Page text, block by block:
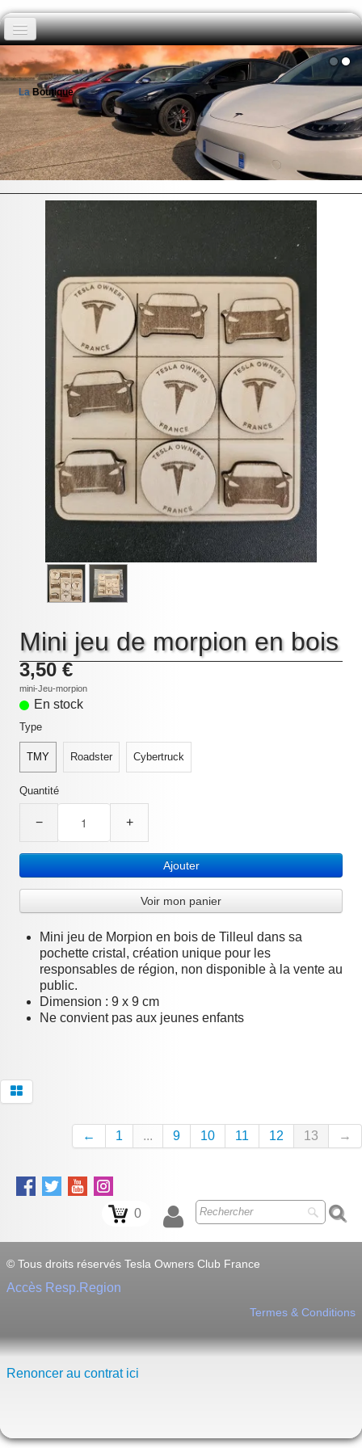
Boutique
Exclusivité membre
Actualités
Mentions légales & Conditions▼
LaBoutique
Mini jeu de morpion en bois
3,50 €
mini-Jeu-morpion
En stock
Type
TMY Roadster Cybertruck
Quantité
− +
Ajouter
Voir mon panier
Mini jeu de Morpion en bois de Tilleul dans sa
pochette cristal, création unique pour les
responsables de région, non disponible à la vente au
public.
Dimension : 9 x 9 cm
Ne convient pas aux jeunes enfants
← 1 ... 9 10 11 12 13 →
0
© Tous droits réservés Tesla Owners Club France
Accès Resp.Region
Termes & Conditions
Renoncer au contrat ici